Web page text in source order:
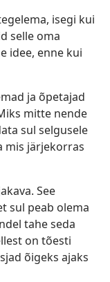
isegi kui
selle oma
idee, enne kui
ja õpetajad
mitte nende
sul selgusele
mis järjekorras
See
sul peab olema
tahe seda
on tõesti
õigeks ajaks